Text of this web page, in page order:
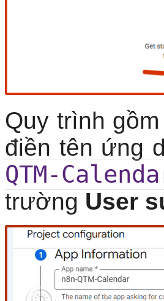
Quy trình
điền tên ứng
QTM-
trường User